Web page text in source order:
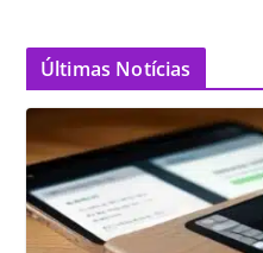
Últimas Notícias